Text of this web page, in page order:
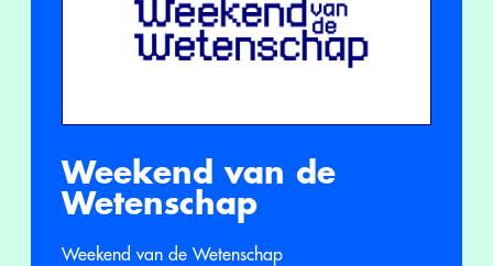
Weekend van de
Wetenschap
Weekend van de Wetenschap